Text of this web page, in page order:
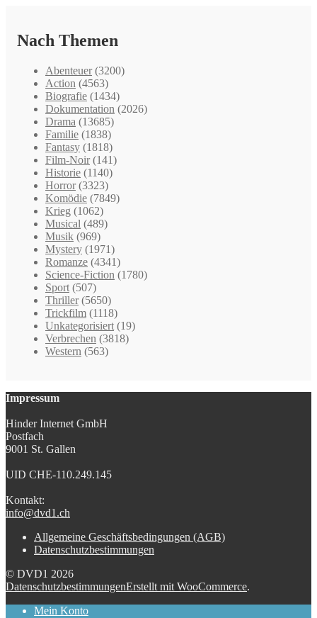
Nach Themen
Abenteuer (3200)
Action (4563)
Biografie (1434)
Dokumentation (2026)
Drama (13685)
Familie (1838)
Fantasy (1818)
Film-Noir (141)
Historie (1140)
Horror (3323)
Komödie (7849)
Krieg (1062)
Musical (489)
Musik (969)
Mystery (1971)
Romanze (4341)
Science-Fiction (1780)
Sport (507)
Thriller (5650)
Trickfilm (1118)
Unkategorisiert (19)
Verbrechen (3818)
Western (563)
Impressum
Hinder Internet GmbH
Postfach
9001 St. Gallen
UID CHE-110.249.145
Kontakt:
info@dvd1.ch
Allgemeine Geschäftsbedingungen (AGB)
Datenschutzbestimmungen
© DVD1 2026
DatenschutzbestimmungenErstellt mit WooCommerce.
Mein Konto